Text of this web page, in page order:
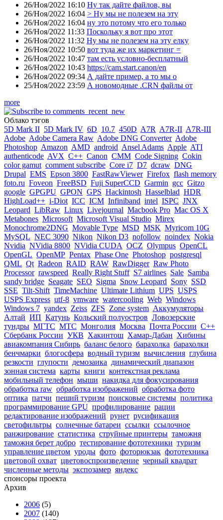
26/Ноя/2022 16:10 Ну так дайте файлов, вы
26/Ноя/2022 16:04 > Ну мы не полезем на эту
26/Ноя/2022 16:04 ну это потому что его только
26/Ноя/2022 11:33 Поскольку я вот про этот
26/Ноя/2022 11:32 Ну мы не полезем на эту елку
26/Ноя/2022 10:50 вот туда же их маркетинг =
26/Ноя/2022 10:47 там есть условно-бесплатный
26/Ноя/2022 10:43 https://cam.start.canon/en
26/Ноя/2022 09:34 А дайте пример, а то мы о
25/Ноя/2022 23:59 А новомодные .CRN файлы от
more
Облако тэгов
5D Mark II 5D Mark IV 6D 10.7 450D A7R A7R-II A7R-III
Adobe Adobe Camera Raw Adobe DNG Converter Adobe
Photoshop Amazon AMD android Ansel Adams Apple ATI
authenticode AVX C++ Canon CMM Code Signing Cokin
color gamut comment subscribe Core i7 D7 dcraw DNG
Drupal EMS Epson 3800 FastRawViewer Firefox flash memory
foto.ru Foveon FreeBSD Fuji SuperCCD Garmin gcc Gitzo
google GPGPU GPON GPS Hackintosh Hasselblad HDR
HighLoad++ i-Diot ICC ICM Infiniband intel ISPC JNX
Leopard LibRaw Linux Livejournal Macbook Pro Mac OS X
Metabones Microsoft Microsoft Visual Studio Mirex
Monochrome2DNG Movable Type MSD MSK Myricom 10G
MySQL NEC 3090 Nikon Nikon D3 nofollow noindex Nokia
Nvidia NVidia 8800 NVidia CUDA OCZ Olympus OpenCL
OpenGL OpenMP Pentax Phase One Photoshop postgresql
QML Qt Radeon RAID RAW RawDigger Raw Photo
Processor rawspeed Really Right Stuff S7 airlines Sale Samba
sandy bridge Seagate SEO Sigma Snow Leopard Sony SSD
SSE Tilt-Shift TimeMachine Ultimate Lithium UPS USPS
USPS Express utf-8 vmware watercooling Web Windows
Windows 7 yandex Zeiss ZFS Zone system Аккумуляторы
Алтай ИП Катунь Кольский полуостров Ловозерские
тундры МГТС МТС Монголия Москва Почта России С++
Сбербанк России УКВ Хакинтош Хамар-Дабан Хибины
авиакомпания Сибирь баланс белого барахолка барахолки
бенчмарки блогосфера водный туризм вычисления глубина
резкости глупости демозаика динамический диапазон
зонная система карты книги контекстная реклама
мобильный телефон мыши накидка для фокусирования
обработка raw обработка изображений обработка фото
оптика патчи пеший туризм поисковые системы политика
программирование GPU профилирование рации
редактирование изображений рунет русификация
светофильтры солнечные батареи ссылки ссылочное
ранжирование статистика струйные принтеры таможня
таможня берет добро тестирование фототехники туризм
управление цветом уроды фото фоторюкзак фототехника
цветовой охват цветовоспроизведение черный квадрат
численные методы экспозамер яндекс
спонсоры проекта
Архив
2006 (5)
2007 (140)